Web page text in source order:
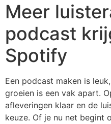
Meer
podcast
Spotify
Een podcast maken is
groeien is een vak apart.
afleveringen klaar en de
keuze. Of je nu net begint